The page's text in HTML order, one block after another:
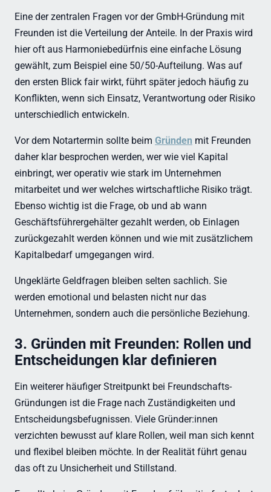
Eine der zentralen Fragen vor der GmbH-Gründung mit
Freunden ist die Verteilung der Anteile. In der Praxis wird
hier oft aus Harmoniebedürfnis eine einfache Lösung
gewählt, zum Beispiel eine 50/50-Aufteilung. Was auf
den ersten Blick fair wirkt, führt später jedoch häufig zu
Konflikten, wenn sich Einsatz, Verantwortung oder Risiko
unterschiedlich entwickeln.
Vor dem Notartermin sollte beim Gründen mit Freunden
daher klar besprochen werden, wer wie viel Kapital
einbringt, wer operativ wie stark im Unternehmen
mitarbeitet und wer welches wirtschaftliche Risiko trägt.
Ebenso wichtig ist die Frage, ob und ab wann
Geschäftsführergehälter gezahlt werden, ob Einlagen
zurückgezahlt werden können und wie mit zusätzlichem
Kapitalbedarf umgegangen wird.
Ungeklärte Geldfragen bleiben selten sachlich. Sie
werden emotional und belasten nicht nur das
Unternehmen, sondern auch die persönliche Beziehung.
3. Gründen mit Freunden: Rollen und
Entscheidungen klar definieren
Ein weiterer häufiger Streitpunkt bei Freundschafts-
Gründungen ist die Frage nach Zuständigkeiten und
Entscheidungsbefugnissen. Viele Gründer:innen
verzichten bewusst auf klare Rollen, weil man sich kennt
und flexibel bleiben möchte. In der Realität führt genau
das oft zu Unsicherheit und Stillstand.